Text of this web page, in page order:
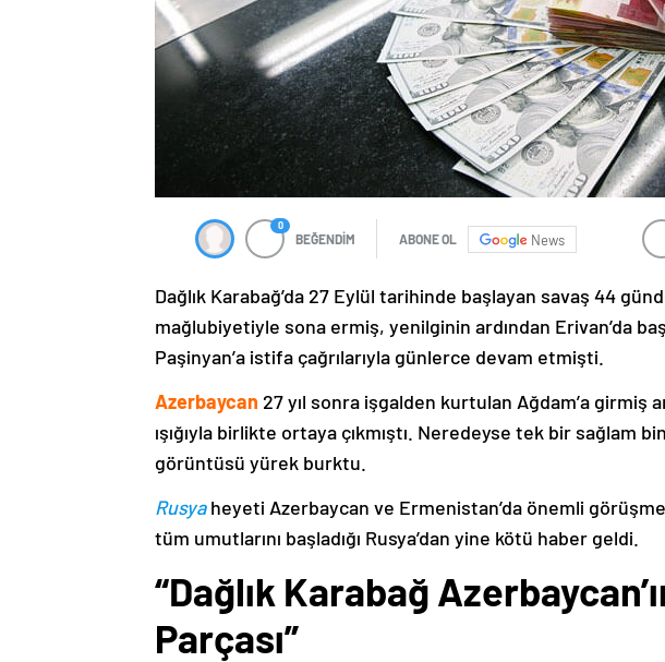
0
BEĞENDİM ABONE OL News
Dağlık Karabağ’da 27 Eylül tarihinde başlayan savaş 44
mağlubiyetiyle sona ermiş, yenilginin ardından Erivan’da
Paşinyan’a istifa çağrılarıyla günlerce devam etmişti.
Azerbaycan 27 yıl sonra işgalden kurtulan Ağdam’a girmiş
ışığıyla birlikte ortaya çıkmıştı. Neredeyse tek bir sağlam
görüntüsü yürek burktu.
Rusyaheyeti Azerbaycan ve Ermenistan’da önemli
tüm umutlarını başladığı Rusya’dan yine kötü haber geldi.
“Dağlık Karabağ
Parçası”